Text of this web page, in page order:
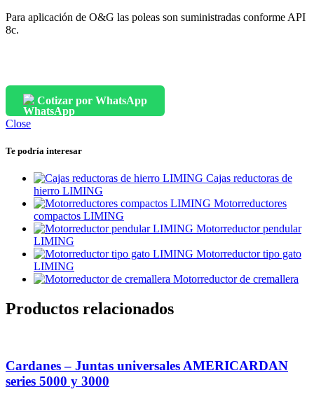
Para aplicación de O&G las poleas son suministradas conforme API
8c.
Cotizar por WhatsApp
Close
Te podría interesar
Cajas reductoras de
hierro LIMING
Motorreductores
compactos LIMING
Motorreductor pendular
LIMING
Motorreductor tipo gato
LIMING
Motorreductor de cremallera
Productos relacionados
Cardanes – Juntas universales AMERICARDAN
series 5000 y 3000